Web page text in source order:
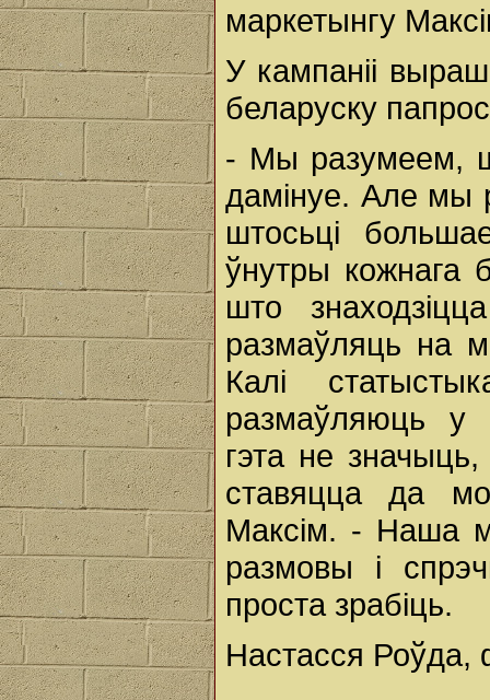
маркетынгу
У кампаніі
беларуску
- Мы разумеем,
дамінуе. Але мы
штосьці
ўнутры кожнага
што
размаўляць на
Калі
размаўляюць у
гэта не
ставяцца да
Максім. - Наша
размовы і
проста зрабіць.
Настасся Роўда,